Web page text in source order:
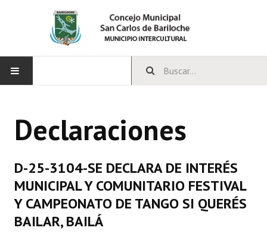
CONCEJO
Integrantes del Concejo
Comisiones Permanentes
Comisiones Especiales
Declaraciones
D-25-3104-SE DECLARA DE INTERÉS
MUNICIPAL Y COMUNITARIO FESTIVAL
Y CAMPEONATO DE TANGO SI QUERÉS
BAILAR, BAILÁ